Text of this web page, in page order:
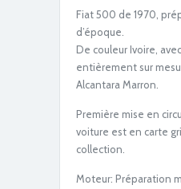
Fiat 500 de 1970,
d’époque.
De couleur Ivoire,
entièrement sur
Alcantara Marron.
Première mise en
voiture est en carte
collection.
Moteur: Préparation